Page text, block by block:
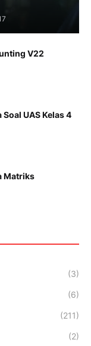
V22
UAS Kelas 4
Matriks
(3)
(6)
(211)
(2)